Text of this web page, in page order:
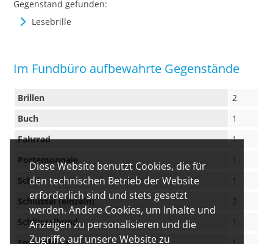
Diese Website benutzt Cookies, die für
den technischen Betrieb der Website
erforderlich sind und stets gesetzt
werden. Andere Cookies, um Inhalte und
Anzeigen zu personalisieren und die
Zugriffe auf unsere Website zu
Gegenstand gefunden:
Lesebrille
Im Fundbüro aufbewahrte Gegenstände
Brillen
2
Buch
1
Fahrrad
1
Portemonnaie
1
Schal
1
Schlüssel (einzeln)
2
Schlüsselbund
1